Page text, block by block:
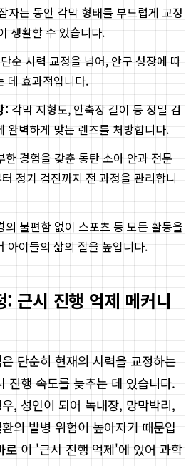
자는 동안 각막 형태를 부드럽게 교정
생활할 수 있습니다.
단순 시력 교정을 넘어, 안구 성장에 따
데 효과적입니다.
: 각막 지형도, 안축장 길이 등 정밀 검
완벽하게 맞는 렌즈를 처방합니다.
한 경험을 갖춘 동탄 소아 안과 전문
정기 검진까지 전 과정을 관리합니
의 불편함 없이 스포츠 등 모든 활동을
아이들의 삶의 질을 높입니다.
: 근시 진행 억제 메커니
단순히 현재의 시력을 교정하는
진행 속도를 늦추는 데 있습니다.
, 성인이 되어 녹내장, 망막박리,
의 발병 위험이 높아지기 때문입
로 이 '근시 진행 억제'에 있어 과학